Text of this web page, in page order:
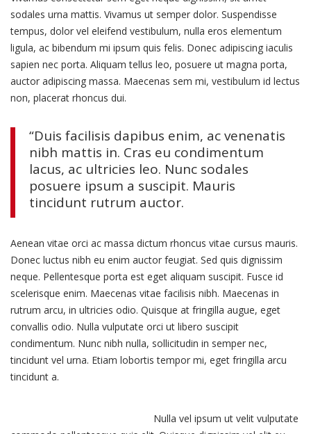
sodales urna mattis. Vivamus ut semper dolor. Suspendisse
tempus, dolor vel eleifend vestibulum, nulla eros elementum
ligula, ac bibendum mi ipsum quis felis. Donec adipiscing iaculis
sapien nec porta. Aliquam tellus leo, posuere ut magna porta,
auctor adipiscing massa. Maecenas sem mi, vestibulum id lectus
non, placerat rhoncus dui.
“Duis facilisis dapibus enim, ac venenatis
nibh mattis in. Cras eu condimentum
lacus, ac ultricies leo. Nunc sodales
posuere ipsum a suscipit. Mauris
tincidunt rutrum auctor.
Aenean vitae orci ac massa dictum rhoncus vitae cursus mauris.
Donec luctus nibh eu enim auctor feugiat. Sed quis dignissim
neque. Pellentesque porta est eget aliquam suscipit. Fusce id
scelerisque enim. Maecenas vitae facilisis nibh. Maecenas in
rutrum arcu, in ultricies odio. Quisque at fringilla augue, eget
convallis odio. Nulla vulputate orci ut libero suscipit
condimentum. Nunc nibh nulla, sollicitudin in semper nec,
tincidunt vel urna. Etiam lobortis tempor mi, eget fringilla arcu
tincidunt a.
Nulla vel ipsum ut velit vulputate